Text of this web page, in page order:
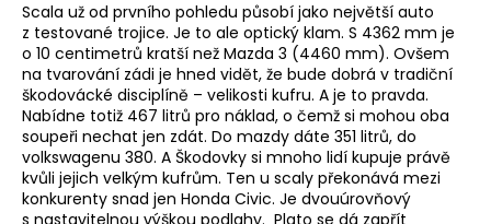
Scala už od prvního pohledu působí jako největší auto
z testované trojice. Je to ale optický klam. S 4362 mm je
o 10 centimetrů kratší než Mazda 3 (4460 mm). Ovšem
na tvarování zádi je hned vidět, že bude dobrá v tradiční
škodovácké disciplíně – velikosti kufru. A je to pravda.
Nabídne totiž 467 litrů pro náklad, o čemž si mohou oba
soupeři nechat jen zdát. Do mazdy dáte 351 litrů, do
volkswagenu 380. A Škodovky si mnoho lidí kupuje právě
kvůli jejich velkým kufrům. Ten u scaly překonává mezi
konkurenty snad jen Honda Civic. Je dvouúrovňový